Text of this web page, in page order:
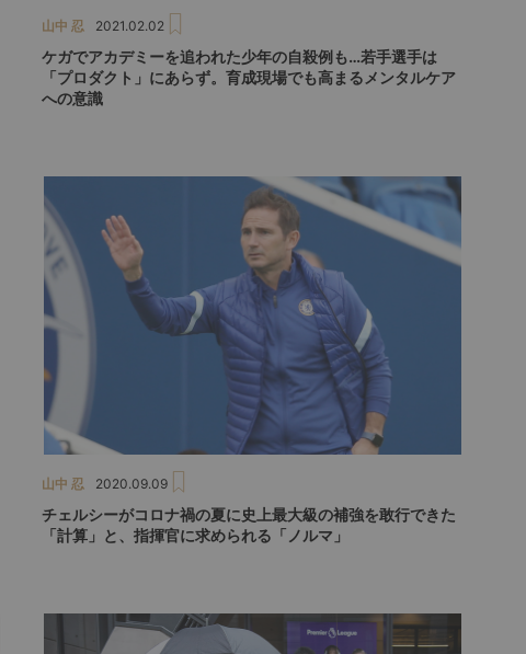
山中 忍 2021.02.02
ケガでアカデミーを追われた少年の自殺例も…若手選手は
「プロダクト」にあらず。育成現場でも高まるメンタルケア
への意識
山中 忍 2020.09.09
チェルシーがコロナ禍の夏に史上最大級の補強を敢行できた
「計算」と、指揮官に求められる「ノルマ」